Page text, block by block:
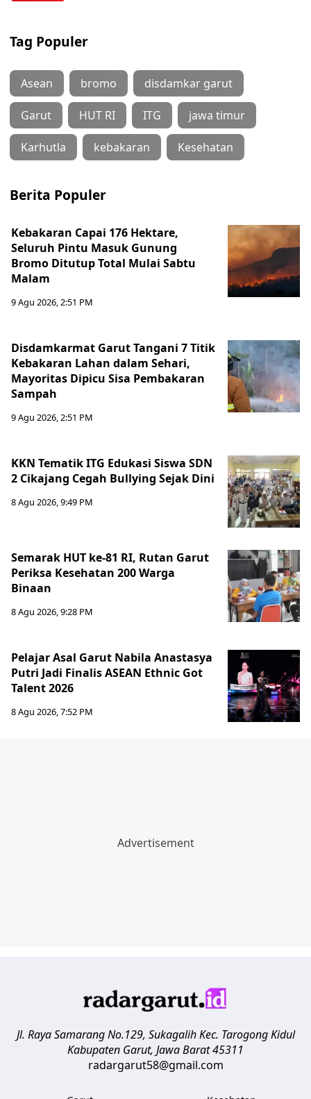
Tag Populer
Asean bromo disdamkar garut
Garut HUT RI ITG jawa timur
Karhutla kebakaran Kesehatan
Berita Populer
Kebakaran Capai 176 Hektare,
Seluruh Pintu Masuk Gunung
Bromo Ditutup Total Mulai Sabtu
Malam
9 Agu 2026, 2:51 PM
Disdamkarmat Garut Tangani 7 Titik
Kebakaran Lahan dalam Sehari,
Mayoritas Dipicu Sisa Pembakaran
Sampah
9 Agu 2026, 2:51 PM
KKN Tematik ITG Edukasi Siswa SDN
2 Cikajang Cegah Bullying Sejak Dini
8 Agu 2026, 9:49 PM
Semarak HUT ke-81 RI, Rutan Garut
Periksa Kesehatan 200 Warga
Binaan
8 Agu 2026, 9:28 PM
Pelajar Asal Garut Nabila Anastasya
Putri Jadi Finalis ASEAN Ethnic Got
Talent 2026
8 Agu 2026, 7:52 PM
Jl. Raya Samarang No.129, Sukagalih Kec. Tarogong Kidul
Kabupaten Garut, Jawa Barat45311
radargarut58@gmail.com